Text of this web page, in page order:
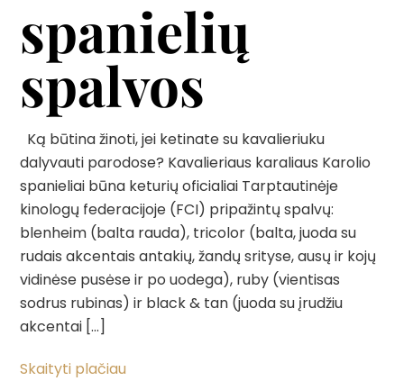
spanielių
spalvos
Ką būtina žinoti, jei ketinate su kavalieriuku
dalyvauti parodose? Kavalieriaus karaliaus Karolio
spanieliai būna keturių oficialiai Tarptautinėje
kinologų federacijoje (FCI) pripažintų spalvų:
blenheim (balta rauda), tricolor (balta, juoda su
rudais akcentais antakių, žandų srityse, ausų ir kojų
vidinėse pusėse ir po uodega), ruby (vientisas
sodrus rubinas) ir black & tan (juoda su įrudžiu
akcentai […]
Skaityti plačiau